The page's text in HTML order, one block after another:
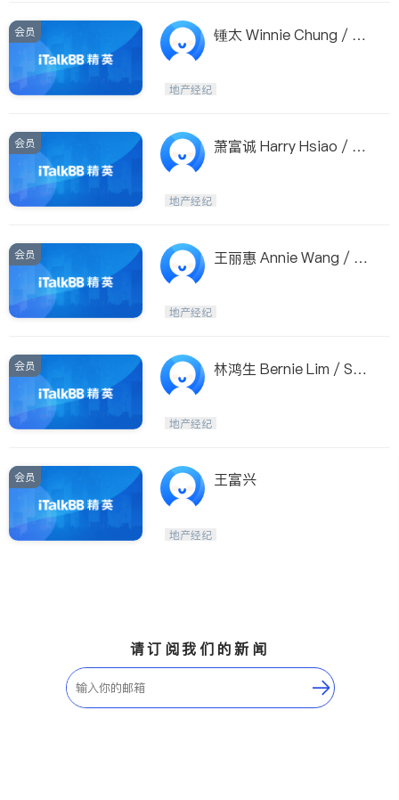
会员
锺太 Winnie Chung / Pr
地产经纪
会员
萧富诚 Harry Hsiao / Su
地产经纪
会员
王丽惠 Annie Wang / Ro
地产经纪
会员
林鸿生 Bernie Lim / Sut
地产经纪
会员 王富兴
地产经纪
请订阅我们的新闻